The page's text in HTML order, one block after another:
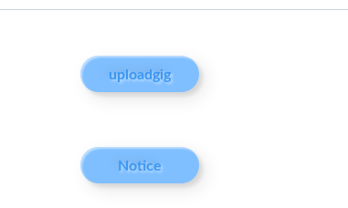
uploadgig
Notice